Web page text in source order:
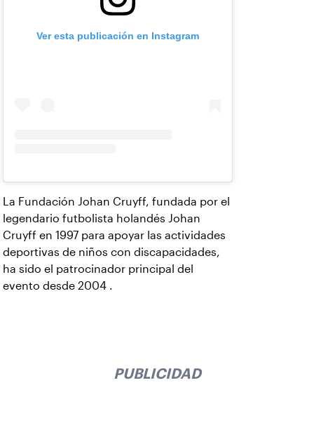
Ver esta publicación en Instagram
La Fundación Johan Cruyff, fundada por el
legendario futbolista holandés Johan
Cruyff en 1997 para apoyar las actividades
deportivas de niños con discapacidades,
ha sido el patrocinador principal del
evento desde 2004 .
PUBLICIDAD